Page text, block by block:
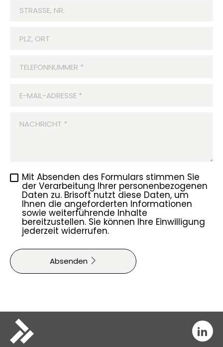
STRASSE, NR.
PLZ, ORT
TELEFONNUMMER *
E-MAIL-ADRESSE *
NACHRICHT *
Mit Absenden des Formulars stimmen Sie
der Verarbeitung Ihrer personenbezogenen
Daten zu. Brisoft nutzt diese Daten, um
Ihnen die angeforderten Informationen
sowie weiterführende Inhalte
bereitzustellen. Sie können Ihre Einwilligung
jederzeit widerrufen.
Absenden
